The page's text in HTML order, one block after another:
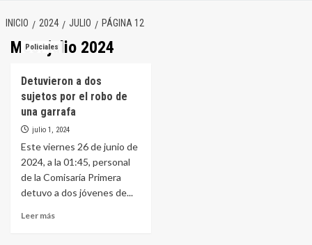
INICIO 2024 JULIO PÁGINA 12
Mes:julio 2024
Policiales
Detuvieron a dos
sujetos por el robo de
una garrafa
julio 1, 2024
Este viernes 26 de junio de
2024, a la 01:45, personal
de la Comisaría Primera
detuvo a dos jóvenes de...
Leer más